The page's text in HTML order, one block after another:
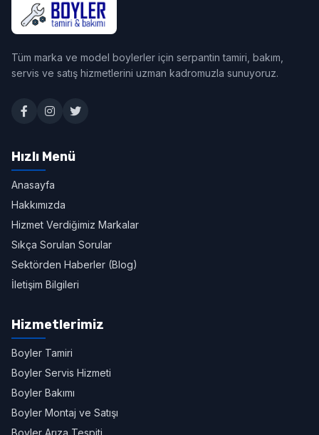
Tüm marka ve model boylerler için serpantin tamiri, bakım,
servis ve satış hizmetlerini uzman kadromuzla sunuyoruz.
Hızlı Menü
Anasayfa
Hakkımızda
Hizmet Verdiğimiz Markalar
Sıkça Sorulan Sorular
Sektörden Haberler (Blog)
İletişim Bilgileri
Hizmetlerimiz
Boyler Tamiri
Boyler Servis Hizmeti
Boyler Bakımı
Boyler Montaj ve Satışı
Boyler Arıza Tespiti